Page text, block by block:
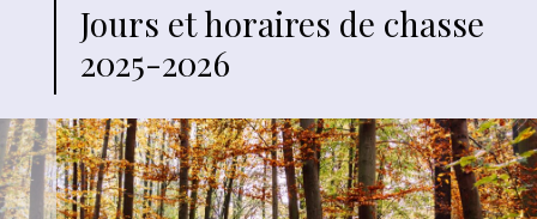
Jours et horaires de chasse
2025-2026